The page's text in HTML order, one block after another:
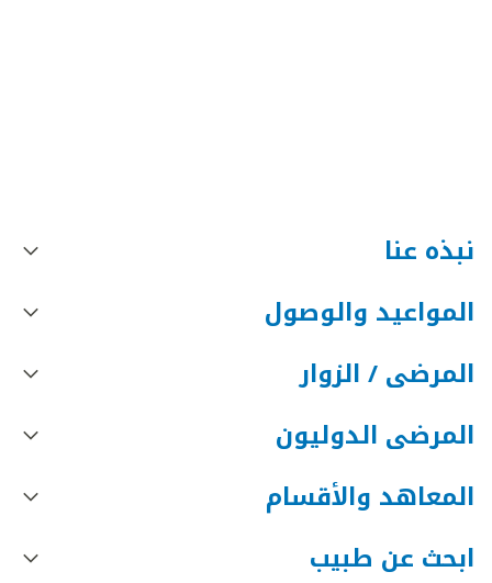
نبذه عنا
المواعيد والوصول
المرضى / الزوار
المرضى الدوليون
المعاهد والأقسام
ابحث عن طبيب